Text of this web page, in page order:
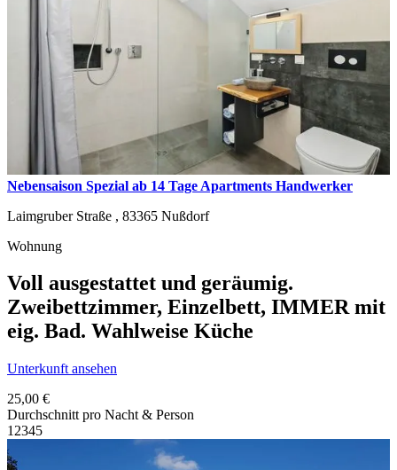
Nebensaison Spezial ab 14 Tage Apartments Handwerker
Laimgruber Straße , 83365 Nußdorf
Wohnung
Voll ausgestattet und geräumig.
Zweibettzimmer, Einzelbett, IMMER mit
eig. Bad. Wahlweise Küche
Unterkunft ansehen
25,00 €
Durchschnitt pro Nacht & Person
1 2345